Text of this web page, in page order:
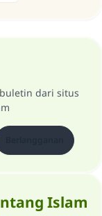
dari situs
Islam